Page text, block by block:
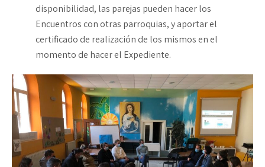
disponibilidad, las parejas pueden hacer los
Encuentros con otras parroquias, y aportar el
certificado de realización de los mismos en el
momento de hacer el Expediente.